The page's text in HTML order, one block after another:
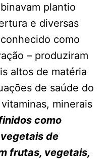
plantio
e diversas
como
– produziram
altos de matéria
de saúde do
minerais
como
de
frutas, vegetais,